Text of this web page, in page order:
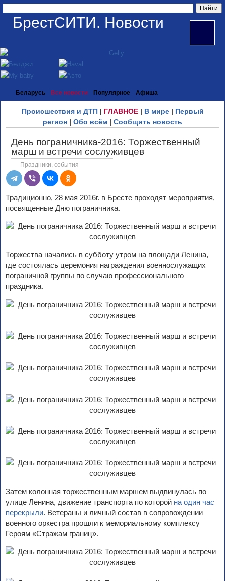
БрестСИТИ. Новости
Беларусь Все новости Популярное Афиша
Происшествия и ДТП| ГЛАВНОЕ| В мире| Первый
регион | Обо всём | Сообщить новость
День пограничника-2016: Торжественный
марш и встречи сослуживцев
Праздники, события
Традиционно, 28 мая 2016г. в Бресте проходят мероприятия,
посвященные Дню пограничника.
Торжества начались в субботу утром на площади Ленина,
где состоялась церемония награждения военнослужащих
пограничной группы по случаю профессионального
праздника.
Затем колонная торжественным маршем выдвинулась по
улице Ленина, движение транспорта по которой на один час
перекрыли. Ветераны и личный состав в сопровождении
военного оркестра прошли к мемориальному комплексу
Героям «Стражам границ».